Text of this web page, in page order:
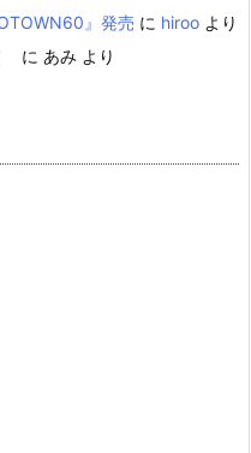
』発売 に hiroo より
に あみ より